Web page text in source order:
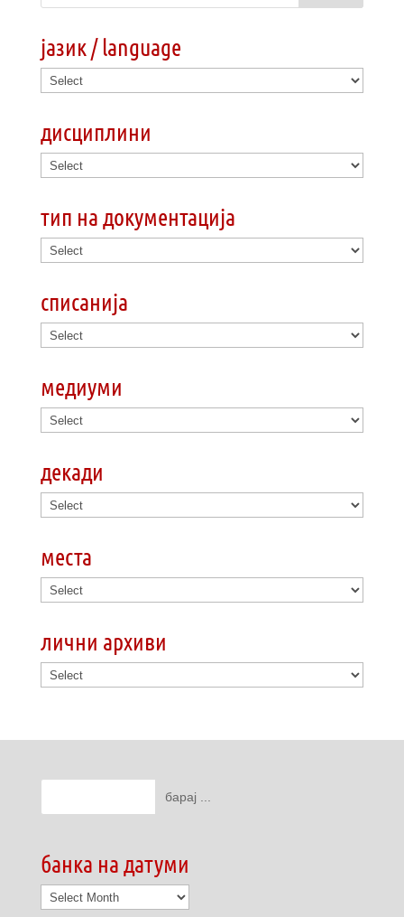
јазик / language
дисциплини
тип на документација
списанија
медиуми
декади
места
лични архиви
банка на датуми
банка
на